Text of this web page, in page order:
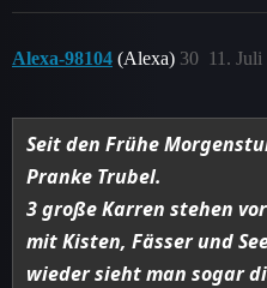
Alexa-98104 (Alexa) 11.
30
Seit den Frühe
Pranke Trubel.
3 große Karren stehen
mit Kisten, Fässer und
wieder sieht man sogar